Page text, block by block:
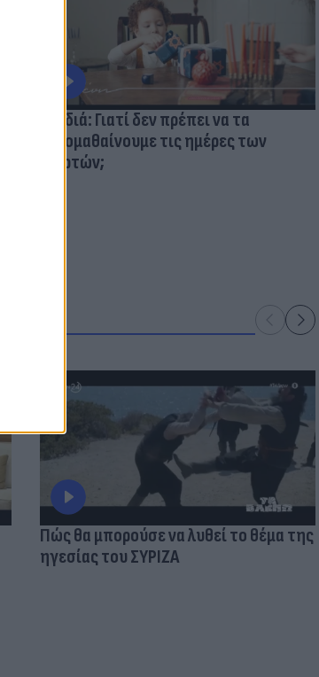
Παιδιά: Γιατί δεν πρέπει να τα
κακομαθαίνουμε τις ημέρες των
γιορτών;
Πώς θα μπορούσε να λυθεί το θέμα της
ηγεσίας του ΣΥΡΙΖΑ